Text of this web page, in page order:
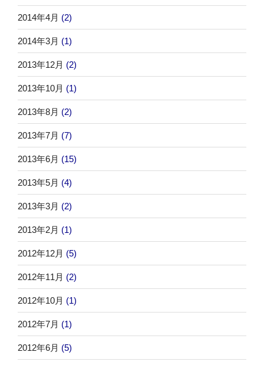
2014年4月 (2)
2014年3月 (1)
2013年12月 (2)
2013年10月 (1)
2013年8月 (2)
2013年7月 (7)
2013年6月 (15)
2013年5月 (4)
2013年3月 (2)
2013年2月 (1)
2012年12月 (5)
2012年11月 (2)
2012年10月 (1)
2012年7月 (1)
2012年6月 (5)